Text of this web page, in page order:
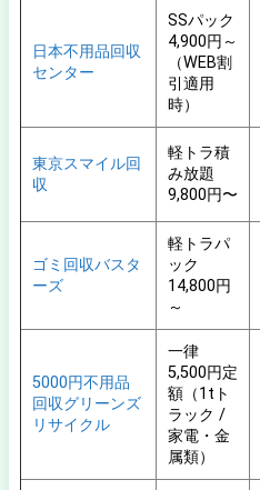
日本不用品回収
センター
SSパック
4,900円～
（WEB割
引適用
時）
東京スマイル回
収
軽トラ積
み放題
9,800円〜
ゴミ回収バスタ
ーズ
軽トラパ
ック
14,800円
～
5000円不用品
回収グリーンズ
リサイクル
一律
5,500円定
額（1tト
ラック /
家電・金
属類）